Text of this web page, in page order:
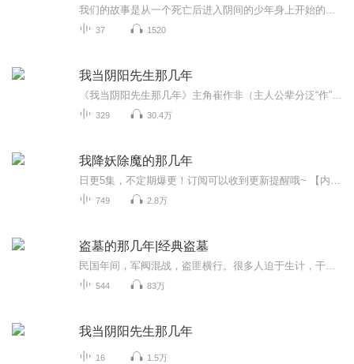
37 1520
我当阴阳先生那几年
329 30.4万
我降妖除魔的那几年
749 2.8万
盗墓的那几年|经典盗墓
544 83万
我当阴阳先生那几年
16 1.5万